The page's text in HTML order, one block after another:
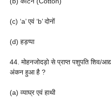
(c) ‘a’ एवं ‘b’ दोनों
(d) हड़प्पा
44. मोहनजोदड़ो से प्राप्त पशुपति शिव/
अंकन हुआ है ?
(a) व्याघ्र एवं हाथी